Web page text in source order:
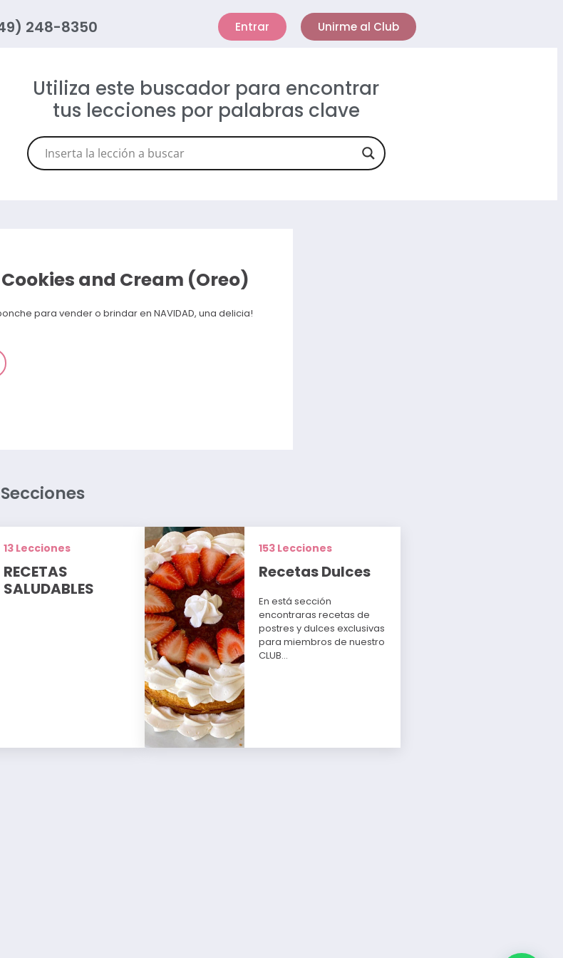
248-8350 Entrar Unirme al Club
Utiliza este buscador para encontrar
tus lecciones por palabras clave
and Cream (Oreo)
para vender o brindar en NAVIDAD, una delicia!
13 Lecciones
RECETAS
SALUDABLES
153 Lecciones
Recetas Dulces
En está sección
encontraras recetas de
postres y dulces exclusivas
para miembros de nuestro
CLUB…